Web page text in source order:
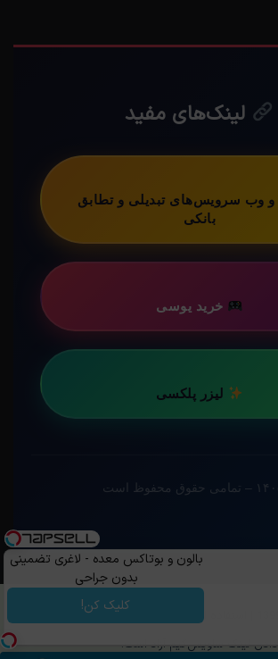
لینک‌های مفید
API و وب سرویس‌های تبدیلی و تطابق
بانکی
خرید یوسی
لیزر پلکسی
کپی رایت ©️ 1405 - 1399 | استفاده از مطالب ساویس‌گیم با ذکر منبع و قرار
دادن لینک ساویس‌گیم آزاد است.
بالون و بوتاکس معده - لاغری تضمینی
بدون جراحی
کلیک کن!